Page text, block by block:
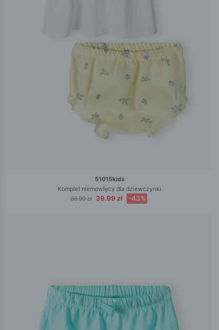
51015kids
Komplet niemowlęcy dla dziewczynki
69.99 zł
39.99 zł -43%